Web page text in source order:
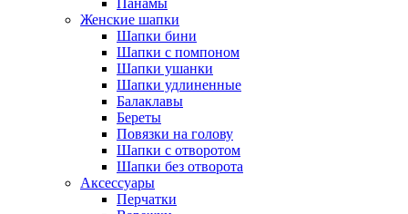
Панамы
Женские шапки
Шапки бини
Шапки с помпоном
Шапки ушанки
Шапки удлиненные
Балаклавы
Береты
Повязки на голову
Шапки с отворотом
Шапки без отворота
Аксессуары
Перчатки